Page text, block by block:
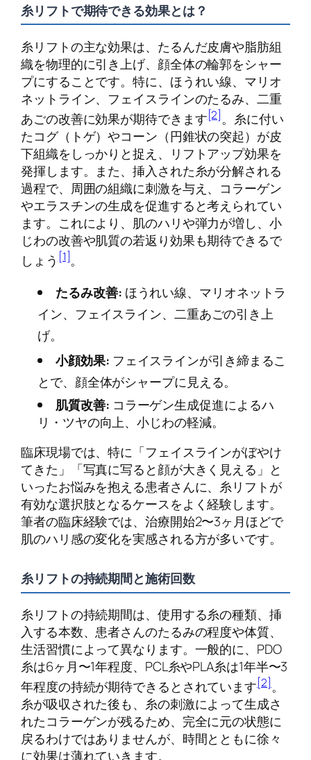
糸リフトで期待できる効果とは？
糸リフトの主な効果は、たるんだ皮膚や脂肪組
織を物理的に引き上げ、顔全体の輪郭をシャー
プにすることです。特に、ほうれい線、マリオ
ネットライン、フェイスラインのたるみ、二重
あごの改善に効果が期待できます[2]。糸に付い
たコグ（トゲ）やコーン（円錐状の突起）が皮
下組織をしっかりと捉え、リフトアップ効果を
発揮します。また、挿入された糸が分解される
過程で、周囲の組織に刺激を与え、コラーゲン
やエラスチンの生成を促進すると考えられてい
ます。これにより、肌のハリや弾力が増し、小
じわの改善や肌質の若返り効果も期待できるで
しょう[1]。
たるみ改善: ほうれい線、マリオネットラ
イン、フェイスライン、二重あごの引き上
げ。
小顔効果: フェイスラインが引き締まるこ
とで、顔全体がシャープに見える。
肌質改善: コラーゲン生成促進によるハ
リ・ツヤの向上、小じわの軽減。
臨床現場では、特に「フェイスラインがぼやけ
てきた」「写真に写ると顔が大きく見える」と
いったお悩みを抱える患者さんに、糸リフトが
有効な選択肢となるケースをよく経験します。
筆者の臨床経験では、治療開始2〜3ヶ月ほどで
肌のハリ感の変化を実感される方が多いです。
糸リフトの持続期間と施術回数
糸リフトの持続期間は、使用する糸の種類、挿
入する本数、患者さんのたるみの程度や体質、
生活習慣によって異なります。一般的に、PDO
糸は6ヶ月〜1年程度、PCL糸やPLA糸は1年半〜3
年程度の持続が期待できるとされています[2]。
糸が吸収された後も、糸の刺激によって生成さ
れたコラーゲンが残るため、完全に元の状態に
戻るわけではありませんが、時間とともに徐々
に効果は薄れていきます。